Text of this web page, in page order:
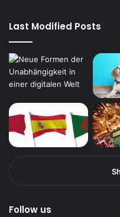
Last Modified Posts
Follow us